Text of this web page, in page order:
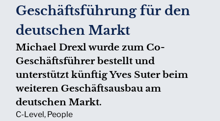
Geschäftsführung für den
deutschen Markt
Michael Drexl wurde zum Co-
Geschäftsführer bestellt und
unterstützt künftig Yves Suter beim
weiteren Geschäftsausbau am
deutschen Markt.
C-Level, People